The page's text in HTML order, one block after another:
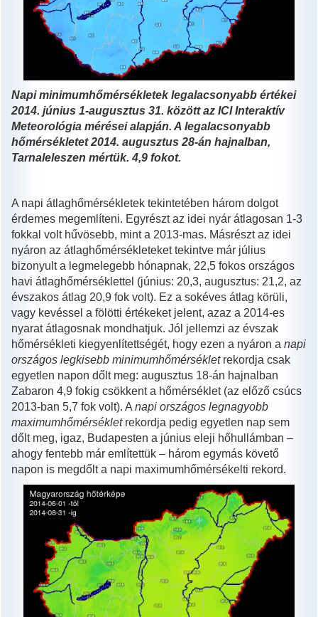
Napi minimumhőmérsékletek legalacsonyabb értékei
2014. június 1-augusztus 31. között az ICI Interaktív
Meteorológia mérései alapján. A legalacsonyabb
hőmérsékletet 2014. augusztus 28-án hajnalban,
Tarnaleleszen mértük. 4,9 fokot.
A napi átlaghőmérsékletek tekintetében három dolgot
érdemes megemlíteni. Egyrészt az idei nyár átlagosan 1-3
fokkal volt hűvösebb, mint a 2013-mas. Másrészt az idei
nyáron az átlaghőmérsékleteket tekintve már július
bizonyult a legmelegebb hónapnak, 22,5 fokos országos
havi átlaghőmérséklettel (június: 20,3, augusztus: 21,2, az
évszakos átlag 20,9 fok volt). Ez a sokéves átlag körüli,
vagy kevéssel a fölötti értékeket jelent, azaz a 2014-es
nyarat átlagosnak mondhatjuk. Jól jellemzi az évszak
hőmérsékleti kiegyenlítettségét, hogy ezen a nyáron a napi
országos legkisebb minimumhőmérsékletrekordja csak
egyetlen napon dőlt meg: augusztus 18-án hajnalban
Zabaron 4,9 fokig csökkent a hőmérséklet (az előző csúcs
2013-ban 5,7 fok volt). A napi országos legnagyobb
maximumhőmérséklet rekordja pedig egyetlen nap sem
dőlt meg, igaz, Budapesten a június eleji hőhullámban –
ahogy fentebb már említettük – három egymás követő
napon is megdőlt a napi maximumhőmérsékelti rekord.